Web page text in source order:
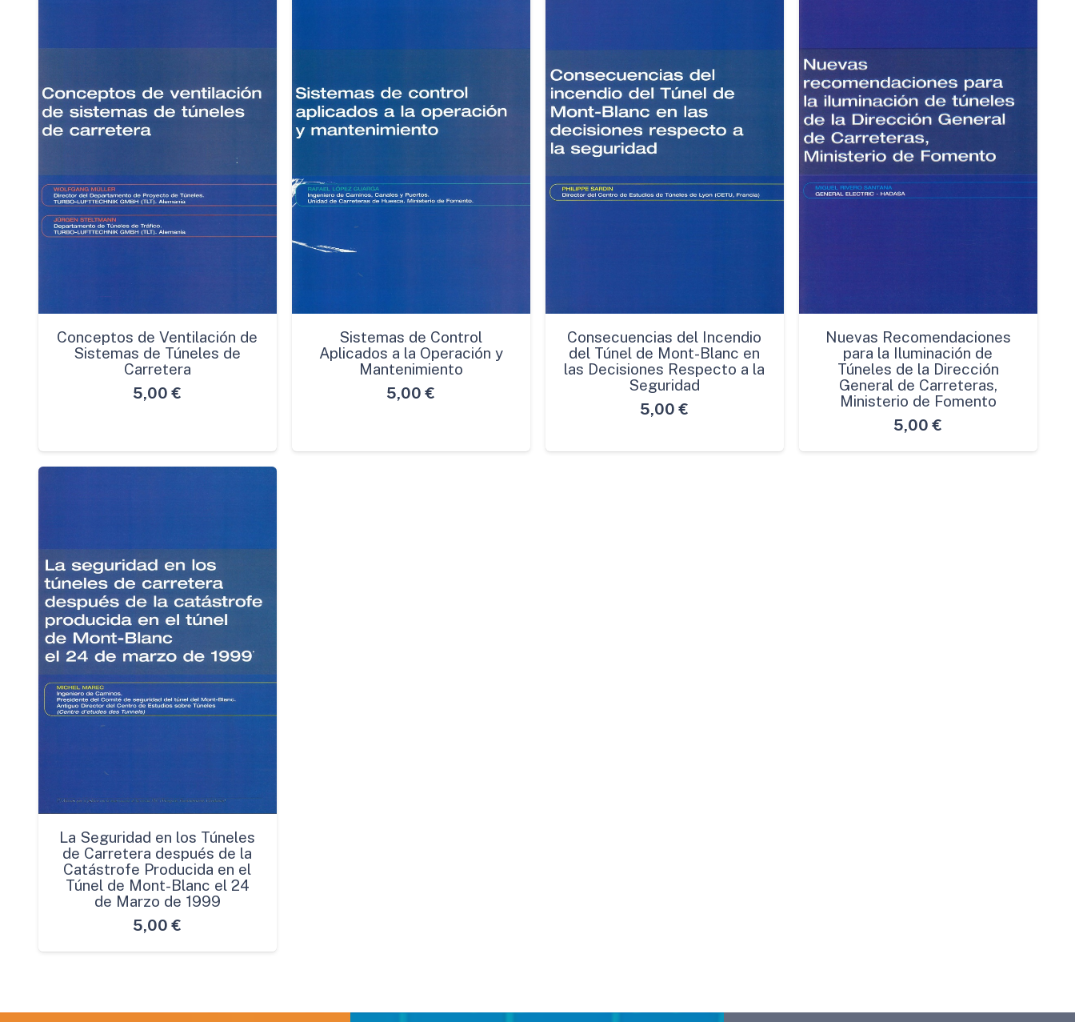
Conceptos de Ventilación de
Sistemas de Túneles de
Carretera
5,00 €
Sistemas de Control
Aplicados a la Operación y
Mantenimiento
5,00 €
Consecuencias del Incendio
del Túnel de Mont-Blanc en
las Decisiones Respecto a la
Seguridad
5,00 €
Nuevas Recomendaciones
para la Iluminación de
Túneles de la Dirección
General de Carreteras,
Ministerio de Fomento
5,00 €
La Seguridad en los Túneles
de Carretera después de la
Catástrofe Producida en el
Túnel de Mont-Blanc el 24
de Marzo de 1999
5,00 €